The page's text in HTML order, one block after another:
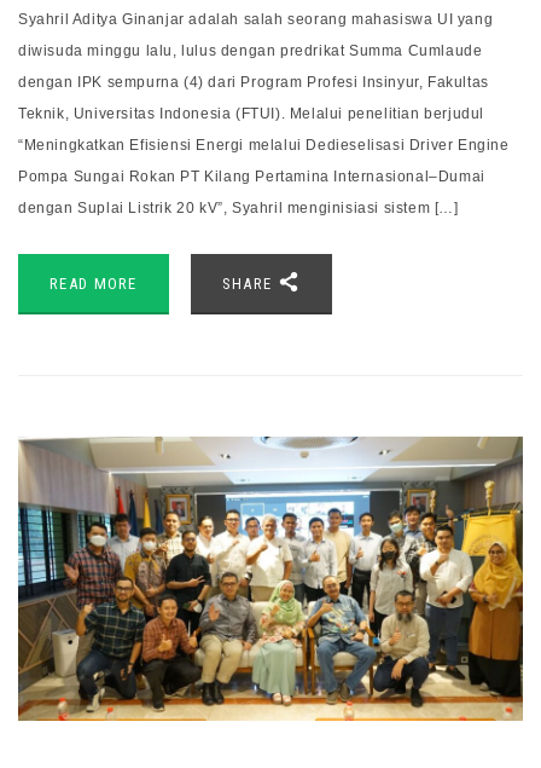
Syahril Aditya Ginanjar adalah salah seorang mahasiswa UI yang
diwisuda minggu lalu, lulus dengan predrikat Summa Cumlaude
dengan IPK sempurna (4) dari Program Profesi Insinyur, Fakultas
Teknik, Universitas Indonesia (FTUI). Melalui penelitian berjudul
“Meningkatkan Efisiensi Energi melalui Dedieselisasi Driver Engine
Pompa Sungai Rokan PT Kilang Pertamina Internasional–Dumai
dengan Suplai Listrik 20 kV”, Syahril menginisiasi sistem […]
READ MORE SHARE